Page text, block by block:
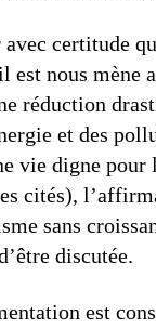
certitude
est nous mène
réduction
et des
vie digne pour
cités),
sans
discutée.
est